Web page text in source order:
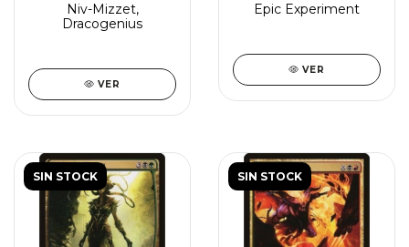
Niv-Mizzet,
Dracogenius
VER
Epic Experiment
VER
SIN STOCK SIN STOCK